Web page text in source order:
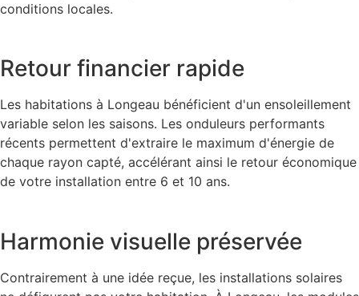
conditions locales.
Retour financier rapide
Les habitations à Longeau bénéficient d'un ensoleillement
variable selon les saisons. Les onduleurs performants
récents permettent d'extraire le maximum d'énergie de
chaque rayon capté, accélérant ainsi le retour économique
de votre installation entre 6 et 10 ans.
Harmonie visuelle préservée
Contrairement à une idée reçue, les installations solaires